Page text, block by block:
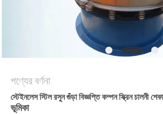
পণ্যের বর্ণনা
স্টেইনলেস স্টিল রসুন গুঁড়া বিজ্ঞপ্তি কম্পন স্ক্রিন চালনী
ভূমিকা